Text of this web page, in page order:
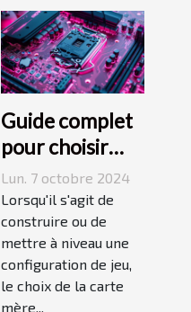
Guide complet
pour choisir
une carte mère
adaptée à vos
besoins de
gaming
Lun. 7 octobre 2024
Lorsqu'il s'agit de
construire ou de
mettre à niveau une
configuration de jeu,
le choix de la carte
mère...